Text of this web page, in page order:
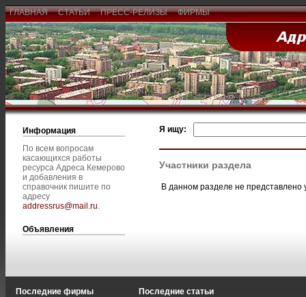
ГЛАВНАЯ СТАТЬИ ПРЕСС-РЕЛИЗЫ ФИРМЫ
Информация
По всем вопросам
касающихся работы
ресурса Адреса Кемерово
и добавления в
справочник пишите по
адресу
addressrus@mail.ru.
Объявления
Я ищу:
Участники раздела
В данном разделе не представлено
Последние фирмы Последние статьи